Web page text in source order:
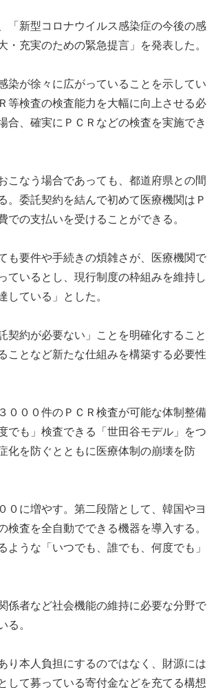
新型コロナウイルス感染症の今後の感
充実のための緊急提言」を発表した。
が徐々に広がっていることを示してい
等検査の検査能力を大幅に向上させる必
合、確実にＰＣＲなどの検査を実施でき
なう場合であっても、都道府県との間
。委託契約を結んで初めて医療機関はＰ
の支払いを受けることができる。
要件や手続きの煩雑さが、医療機関で
ているとし、現行制度の枠組みを維持し
ている」とした。
約が必要ない」ことを明確化すること
ことなど新たな仕組みを構築する必要性
００件のＰＣＲ検査が可能な体制整備
でも」検査できる「世田谷モデル」をつ
化を防ぐとともに医療体制の崩壊を防
に増やす。第二段階として、韓国やヨ
査を全自動でできる機器を導入する。
うな「いつでも、誰でも、何度でも」
者など社会機能の維持に必要な分野で
る。
本人負担にするのではなく、財源には
して募っている寄付金などを充てる構想